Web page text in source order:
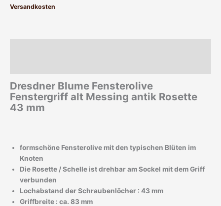
Versandkosten
Dresdner Blume Fensterolive
Fenstergriff alt Messing antik Rosette
43 mm
formschöne Fensterolive mit den typischen Blüten im
Knoten
Die Rosette / Schelle ist drehbar am Sockel mit dem Griff
verbunden
Lochabstand der Schraubenlöcher : 43 mm
Griffbreite : ca. 83 mm